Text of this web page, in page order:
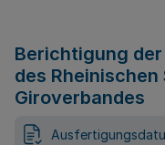
Berichtigung
des
Giroverbandes